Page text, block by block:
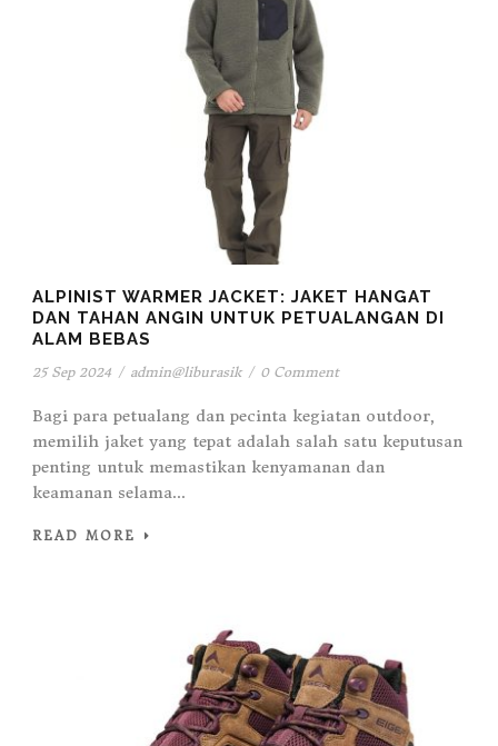
ALPINIST WARMER JACKET: JAKET HANGAT
DAN TAHAN ANGIN UNTUK PETUALANGAN DI
ALAM BEBAS
25 Sep 2024 / admin@liburasik / 0 Comment
Bagi para petualang dan pecinta kegiatan outdoor,
memilih jaket yang tepat adalah salah satu keputusan
penting untuk memastikan kenyamanan dan
keamanan selama...
READ MORE